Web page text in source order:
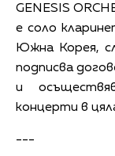
GENESIS
е соло
Южна Корея,
подписва
и
концерти в
---